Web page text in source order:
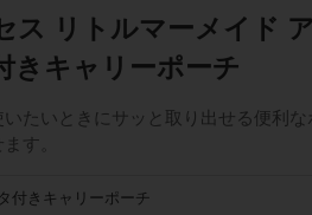
ス リトルマーメイド
きキャリーポーチ
たいときにサッと取り出せる便利な
す。
タ付きキャリーポーチ